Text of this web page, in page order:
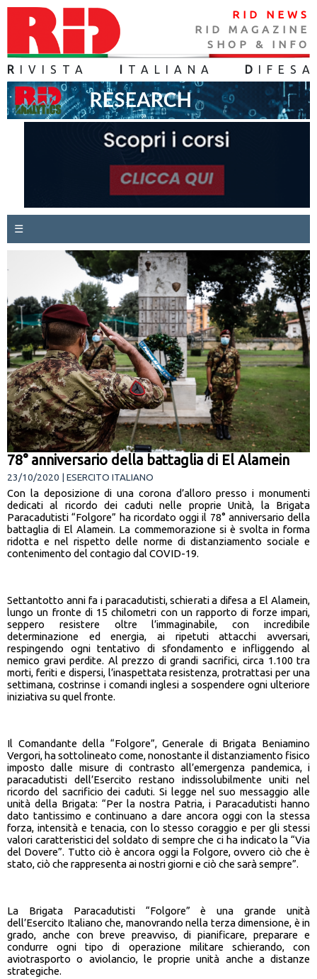
RID NEWS
RID MAGAZINE
SHOP & INFO
R IVISTA TALIANA D IFES A
☰
78° anniversario della battaglia di El Alamein
23/10/2020 | ESERCITO ITALIANO
Con la deposizione di una corona d’alloro presso i monumenti
dedicati al ricordo dei caduti nelle proprie Unità, la Brigata
Paracadutisti “Folgore” ha ricordato oggi il 78° anniversario della
battaglia di El Alamein. La commemorazione si è svolta in forma
ridotta e nel rispetto delle norme di distanziamento sociale e
contenimento del contagio dal COVID-19.
Settantotto anni fa i paracadutisti, schierati a difesa a El Alamein,
lungo un fronte di 15 chilometri con un rapporto di forze impari,
seppero resistere oltre l’immaginabile, con incredibile
determinazione ed energia, ai ripetuti attacchi avversari,
respingendo ogni tentativo di sfondamento e infliggendo al
nemico gravi perdite. Al prezzo di grandi sacrifici, circa 1.100 tra
morti, feriti e dispersi, l’inaspettata resistenza, protrattasi per una
settimana, costrinse i comandi inglesi a sospendere ogni ulteriore
iniziativa su quel fronte.
Il Comandante della “Folgore”, Generale di Brigata Beniamino
Vergori, ha sottolineato come, nonostante il distanziamento fisico
imposto dalle misure di contrasto all’emergenza pandemica, i
paracadutisti dell’Esercito restano indissolubilmente uniti nel
ricordo del sacrificio dei caduti. Si legge nel suo messaggio alle
unità della Brigata: “Per la nostra Patria, i Paracadutisti hanno
dato tantissimo e continuano a dare ancora oggi con la stessa
forza, intensità e tenacia, con lo stesso coraggio e per gli stessi
valori caratteristici del soldato di sempre che ci ha indicato la “Via
del Dovere”. Tutto ciò è ancora oggi la Folgore, ovvero ciò che è
stato, ciò che rappresenta ai nostri giorni e ciò che sarà sempre”.
La Brigata Paracadutisti “Folgore” è una grande unità
dell’Esercito Italiano che, manovrando nella terza dimensione, è in
grado, anche con breve preavviso, di pianificare, preparare e
condurre ogni tipo di operazione militare schierando, con
aviotrasporto o aviolancio, le proprie unità anche a distanze
strategiche.